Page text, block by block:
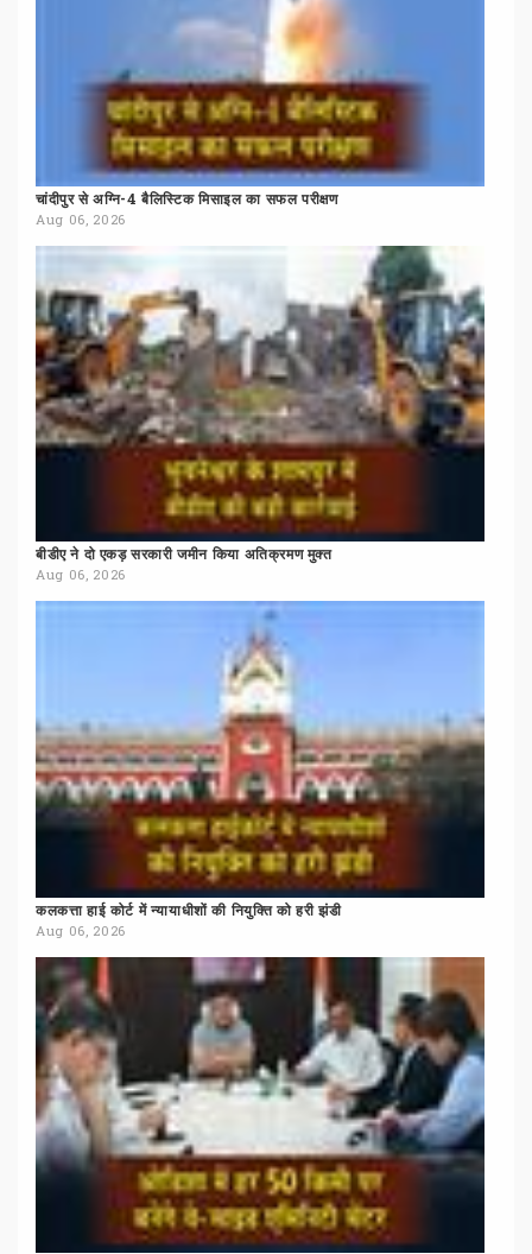
चांदीपुर से अग्नि-4 बैलिस्टिक मिसाइल का सफल परीक्षण
Aug 06, 2026
बीडीए ने दो एकड़ सरकारी जमीन किया अतिक्रमण मुक्त
Aug 06, 2026
कलकत्ता हाई कोर्ट में न्यायाधीशों की नियुक्ति को हरी झंडी
Aug 06, 2026